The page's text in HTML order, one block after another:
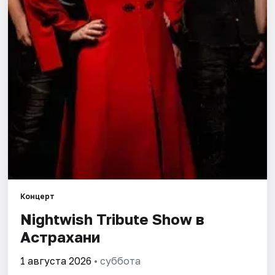
Площадки
Артисты
Рейтинги
Концерт
Nightwish Tribute Show в
Астрахани
1 августа 2026 • суббота